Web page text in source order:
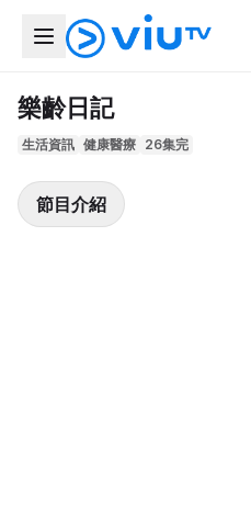
樂齡日記
生活資訊 健康醫療 26集完
節目介紹